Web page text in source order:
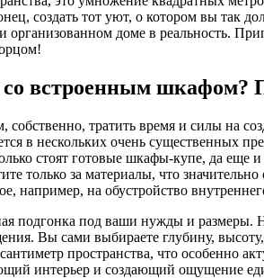
создать тот уют, о котором вы так
организованном доме в реальность.
со встроенным
собственно, тратить время и силы
в нескольких очень существенных
стоят готовые шкафы-купе, да
только за материалы, что
например, на обустройство
подгонка под ваши нужды и размеры.
Вы сами выбираете глубину,
пространства, что особенно
интерьер и создающий ощущение